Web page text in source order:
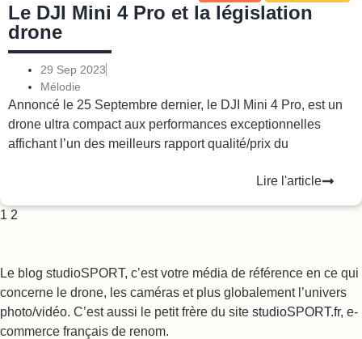
Le DJI Mini 4 Pro et la législation
drone
29 Sep 2023
Mélodie
Annoncé le 25 Septembre dernier, le DJI Mini 4 Pro, est un
drone ultra compact aux performances exceptionnelles
affichant l’un des meilleurs rapport qualité/prix du
Lire l'article
1 2
Le blog studioSPORT, c’est votre média de référence en ce qui
concerne le drone, les caméras et plus globalement l’univers
photo/vidéo. C’est aussi le petit frère du site studioSPORT.fr, e-
commerce français de renom.